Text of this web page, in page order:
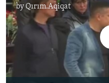
byQırım.Aqiqat
No media